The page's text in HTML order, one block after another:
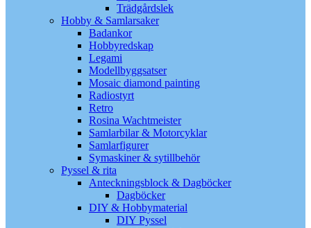
Trädgårdslek
Hobby & Samlarsaker
Badankor
Hobbyredskap
Legami
Modellbyggsatser
Mosaic diamond painting
Radiostyrt
Retro
Rosina Wachtmeister
Samlarbilar & Motorcyklar
Samlarfigurer
Symaskiner & sytillbehör
Pyssel & rita
Anteckningsblock & Dagböcker
Dagböcker
DIY & Hobbymaterial
DIY Pyssel